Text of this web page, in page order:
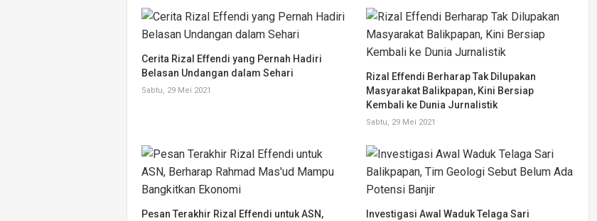
Cerita Rizal Effendi yang Pernah Hadiri
Belasan Undangan dalam Sehari
Sabtu, 29 Mei 2021
Rizal Effendi Berharap Tak Dilupakan
Masyarakat Balikpapan, Kini Bersiap
Kembali ke Dunia Jurnalistik
Sabtu, 29 Mei 2021
Pesan Terakhir Rizal Effendi untuk ASN,
Investigasi Awal Waduk Telaga Sari